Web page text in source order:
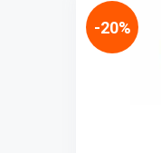
-20%